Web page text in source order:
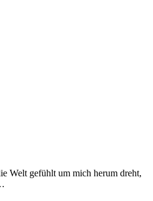
Welt gefühlt um mich herum dreht,